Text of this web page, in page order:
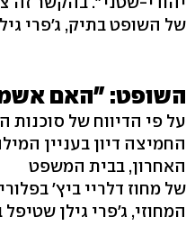
של השופט בתיק, ג'פרי
השופט: "האם
החמיצה דיון בעניין
האחרון, בבית המשפט
של מחוז דלריי ביץ'
המחוזי, ג'פרי גילן